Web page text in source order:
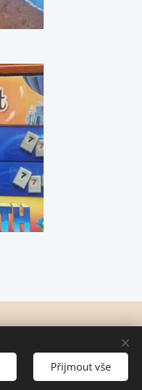
Přijmout vše